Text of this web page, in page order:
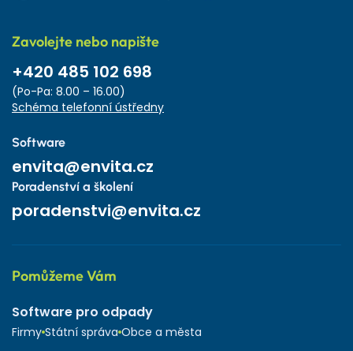
Zavolejte nebo napište
+420 485 102 698
(Po-Pa: 8.00 – 16.00)
Schéma telefonní ústředny
Software
envita@envita.cz
Poradenství a školení
poradenstvi@envita.cz
Pomůžeme Vám
Software pro odpady
Firmy Státní správa Obce a města